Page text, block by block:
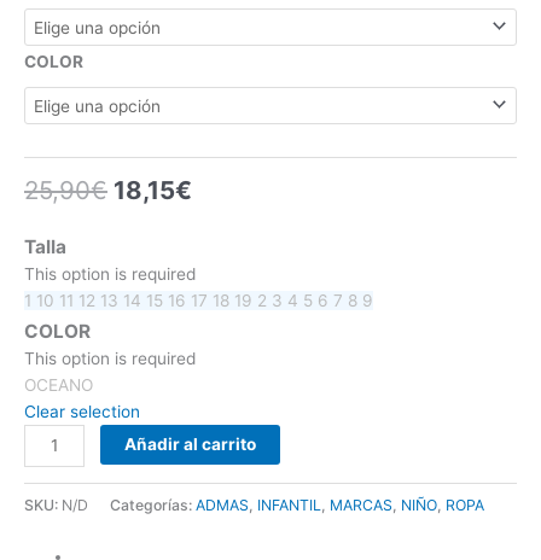
COLOR
25,90€ 18,15€
Talla
This option is required
1 10 11 12 13 14 15 16 17 18 19 2 3 4 5 6 7 8 9
COLOR
This option is required
OCEANO
Clear selection
Añadir al carrito
SKU: N/D Categorías: ADMAS INFANTIL MARCAS NIÑO ROPA